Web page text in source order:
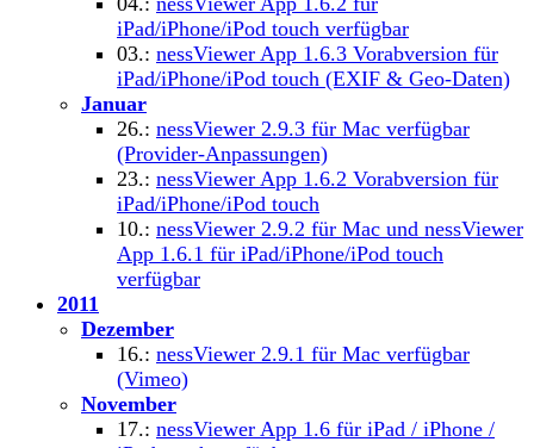
iPad/iPhone/iPod touch verfügbar
03.: nessViewer App 1.6.3 Vorabversion für
iPad/iPhone/iPod touch (EXIF & Geo-Daten)
Januar
26.: nessViewer 2.9.3 für Mac verfügbar
(Provider-Anpassungen)
23.: nessViewer App 1.6.2 Vorabversion für
iPad/iPhone/iPod touch
10.: nessViewer 2.9.2 für Mac und nessViewer
App 1.6.1 für iPad/iPhone/iPod touch
verfügbar
2011
Dezember
16.: nessViewer 2.9.1 für Mac verfügbar
(Vimeo)
November
17.: nessViewer App 1.6 für iPad / iPhone /